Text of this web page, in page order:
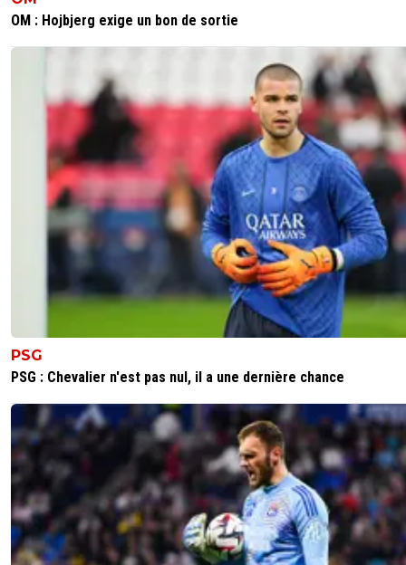
OM : Hojbjerg exige un bon de sortie
PSG
PSG : Chevalier n'est pas nul, il a une dernière chance